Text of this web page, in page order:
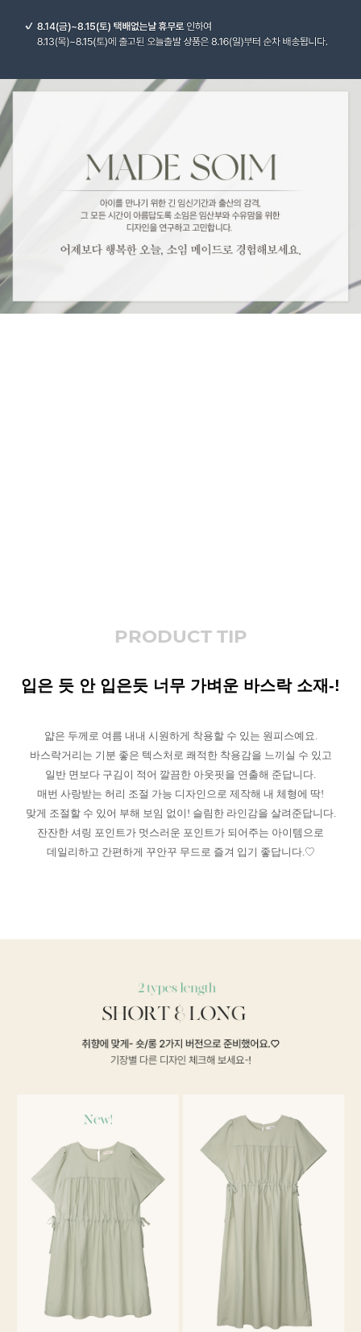
PRODUCT TIP
입은 듯 안 입은듯 너무 가벼운 바스락 소재-!
얇은 두께로 여름 내내 시원하게 착용할 수 있는 원피스예요.
바스락거리는 기분 좋은 텍스처로 쾌적한 착용감을 느끼실 수 있고
일반 면보다 구김이 적어 깔끔한 아웃핏을 연출해 준답니다.
매번 사랑받는 허리 조절 가능 디자인으로 제작해 내 체형에 딱!
맞게 조절할 수 있어 부해 보임 없이! 슬림한 라인감을 살려준답니다.
잔잔한 셔링 포인트가 멋스러운 포인트가 되어주는 아이템으로
데일리하고 간편하게 꾸안꾸 무드로 즐겨 입기 좋답니다.♡